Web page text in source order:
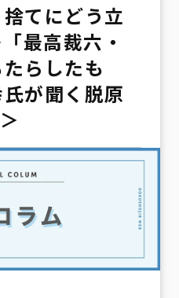
てにどう立
最高裁六・
らしたも
が聞く脱原